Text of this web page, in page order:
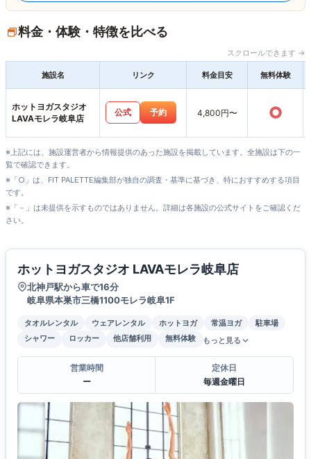
料金・体験・特徴を比べる
スクロールできます →
施設名 リンク 料金目安 無料体験
ホットヨガスタジオ
LAVAモレラ岐阜店
公式 予約 4,800円〜 ○
※上記には、施設運営者から情報提供のあった施設を掲載しています。全施設は下の一
覧で確認できます。
※「○」は、FIT PALETTE編集部が独自の調査・基準に基づき、特におすすめする項目
です。
※「－」は未提供を示すものではありません。詳細は各施設の公式サイトをご確認くだ
さい。
ホットヨガスタジオ LAVAモレラ岐阜店
北神戸駅から車で16分
岐阜県本巣市三橋1100モレラ岐阜1F
タオルレンタル ウェアレンタル ホットヨガ 常温ヨガ
駐車場
シャワー
ロッカー 他店舗利用 無料体験 もっと見る
営業時間
ー
定休日
毎週金曜日